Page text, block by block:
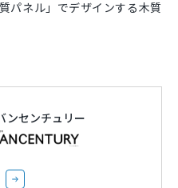
パネル」でデザインする木質
ンセンチュリー